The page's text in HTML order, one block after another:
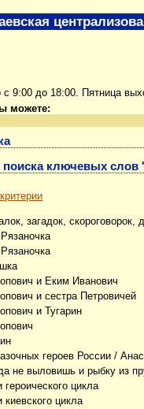
с 9:00 до 18:00. Пятница
можете:
поиска ключевых
загадок, скороговорок,
и Еким Иванович
и сестра Петровичей
и Тугарин
героев России /
не выловишь и рыбку из
героического цикла
киевского цикла